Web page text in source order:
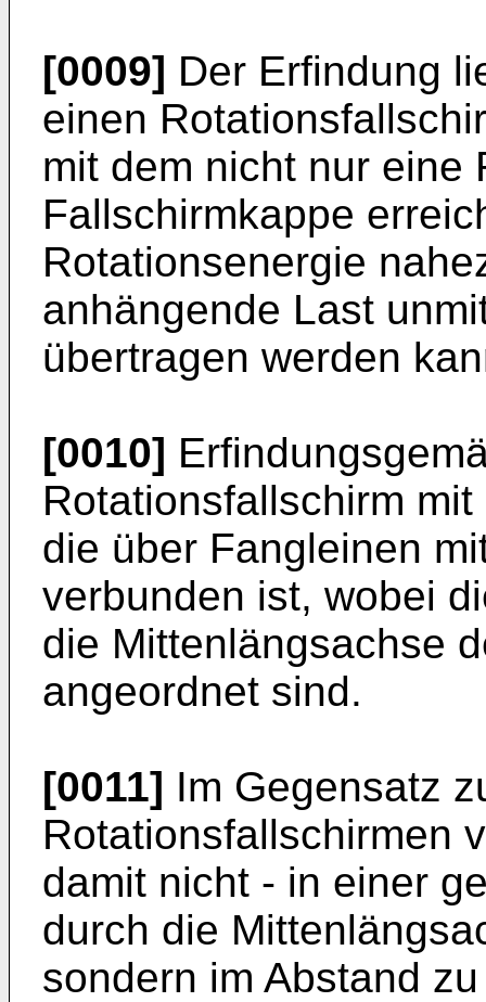
[0009] Der Erfindung
einen
mit dem nicht nur eine
Fallschirmkappe
Rotationsenergie
anhängende Last
übertragen werden
[0010]
Rotationsfallschirm
die über Fangleinen
verbunden ist, wobei
die Mittenlängsachse
angeordnet sind.
[0011] Im Gegensatz
Rotationsfallschirmen
damit nicht - in einer
durch die
sondern im Abstand